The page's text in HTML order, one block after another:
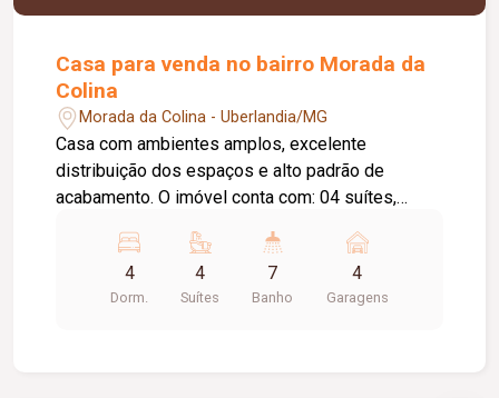
Casa para venda no bairro Morada da
Colina
Morada da Colina - Uberlandia/MG
Casa com ambientes amplos, excelente
distribuição dos espaços e alto padrão de
acabamento. O imóvel conta com: 04 suítes,
superior; Sala de estar; Sala de TV independente;
Escritório privativo; Cozinha integrada à sala de
jantar e ao espaço gourmet; Lavanderia
4
Dorm.
4
Suítes
7
Banho
4
Garagens